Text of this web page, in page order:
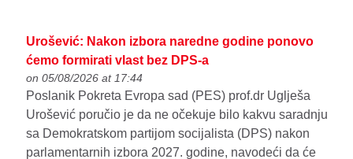
Urošević: Nakon izbora naredne godine ponovo
ćemo formirati vlast bez DPS-a
on 05/08/2026 at 17:44
Poslanik Pokreta Evropa sad (PES) prof.dr Uglješa
Urošević poručio je da ne očekuje bilo kakvu saradnju
sa Demokratskom partijom socijalista (DPS) nakon
parlamentarnih izbora 2027. godine, navodeći da će